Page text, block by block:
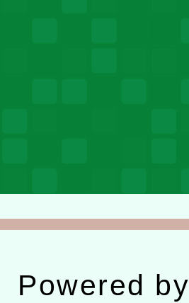
Powered by